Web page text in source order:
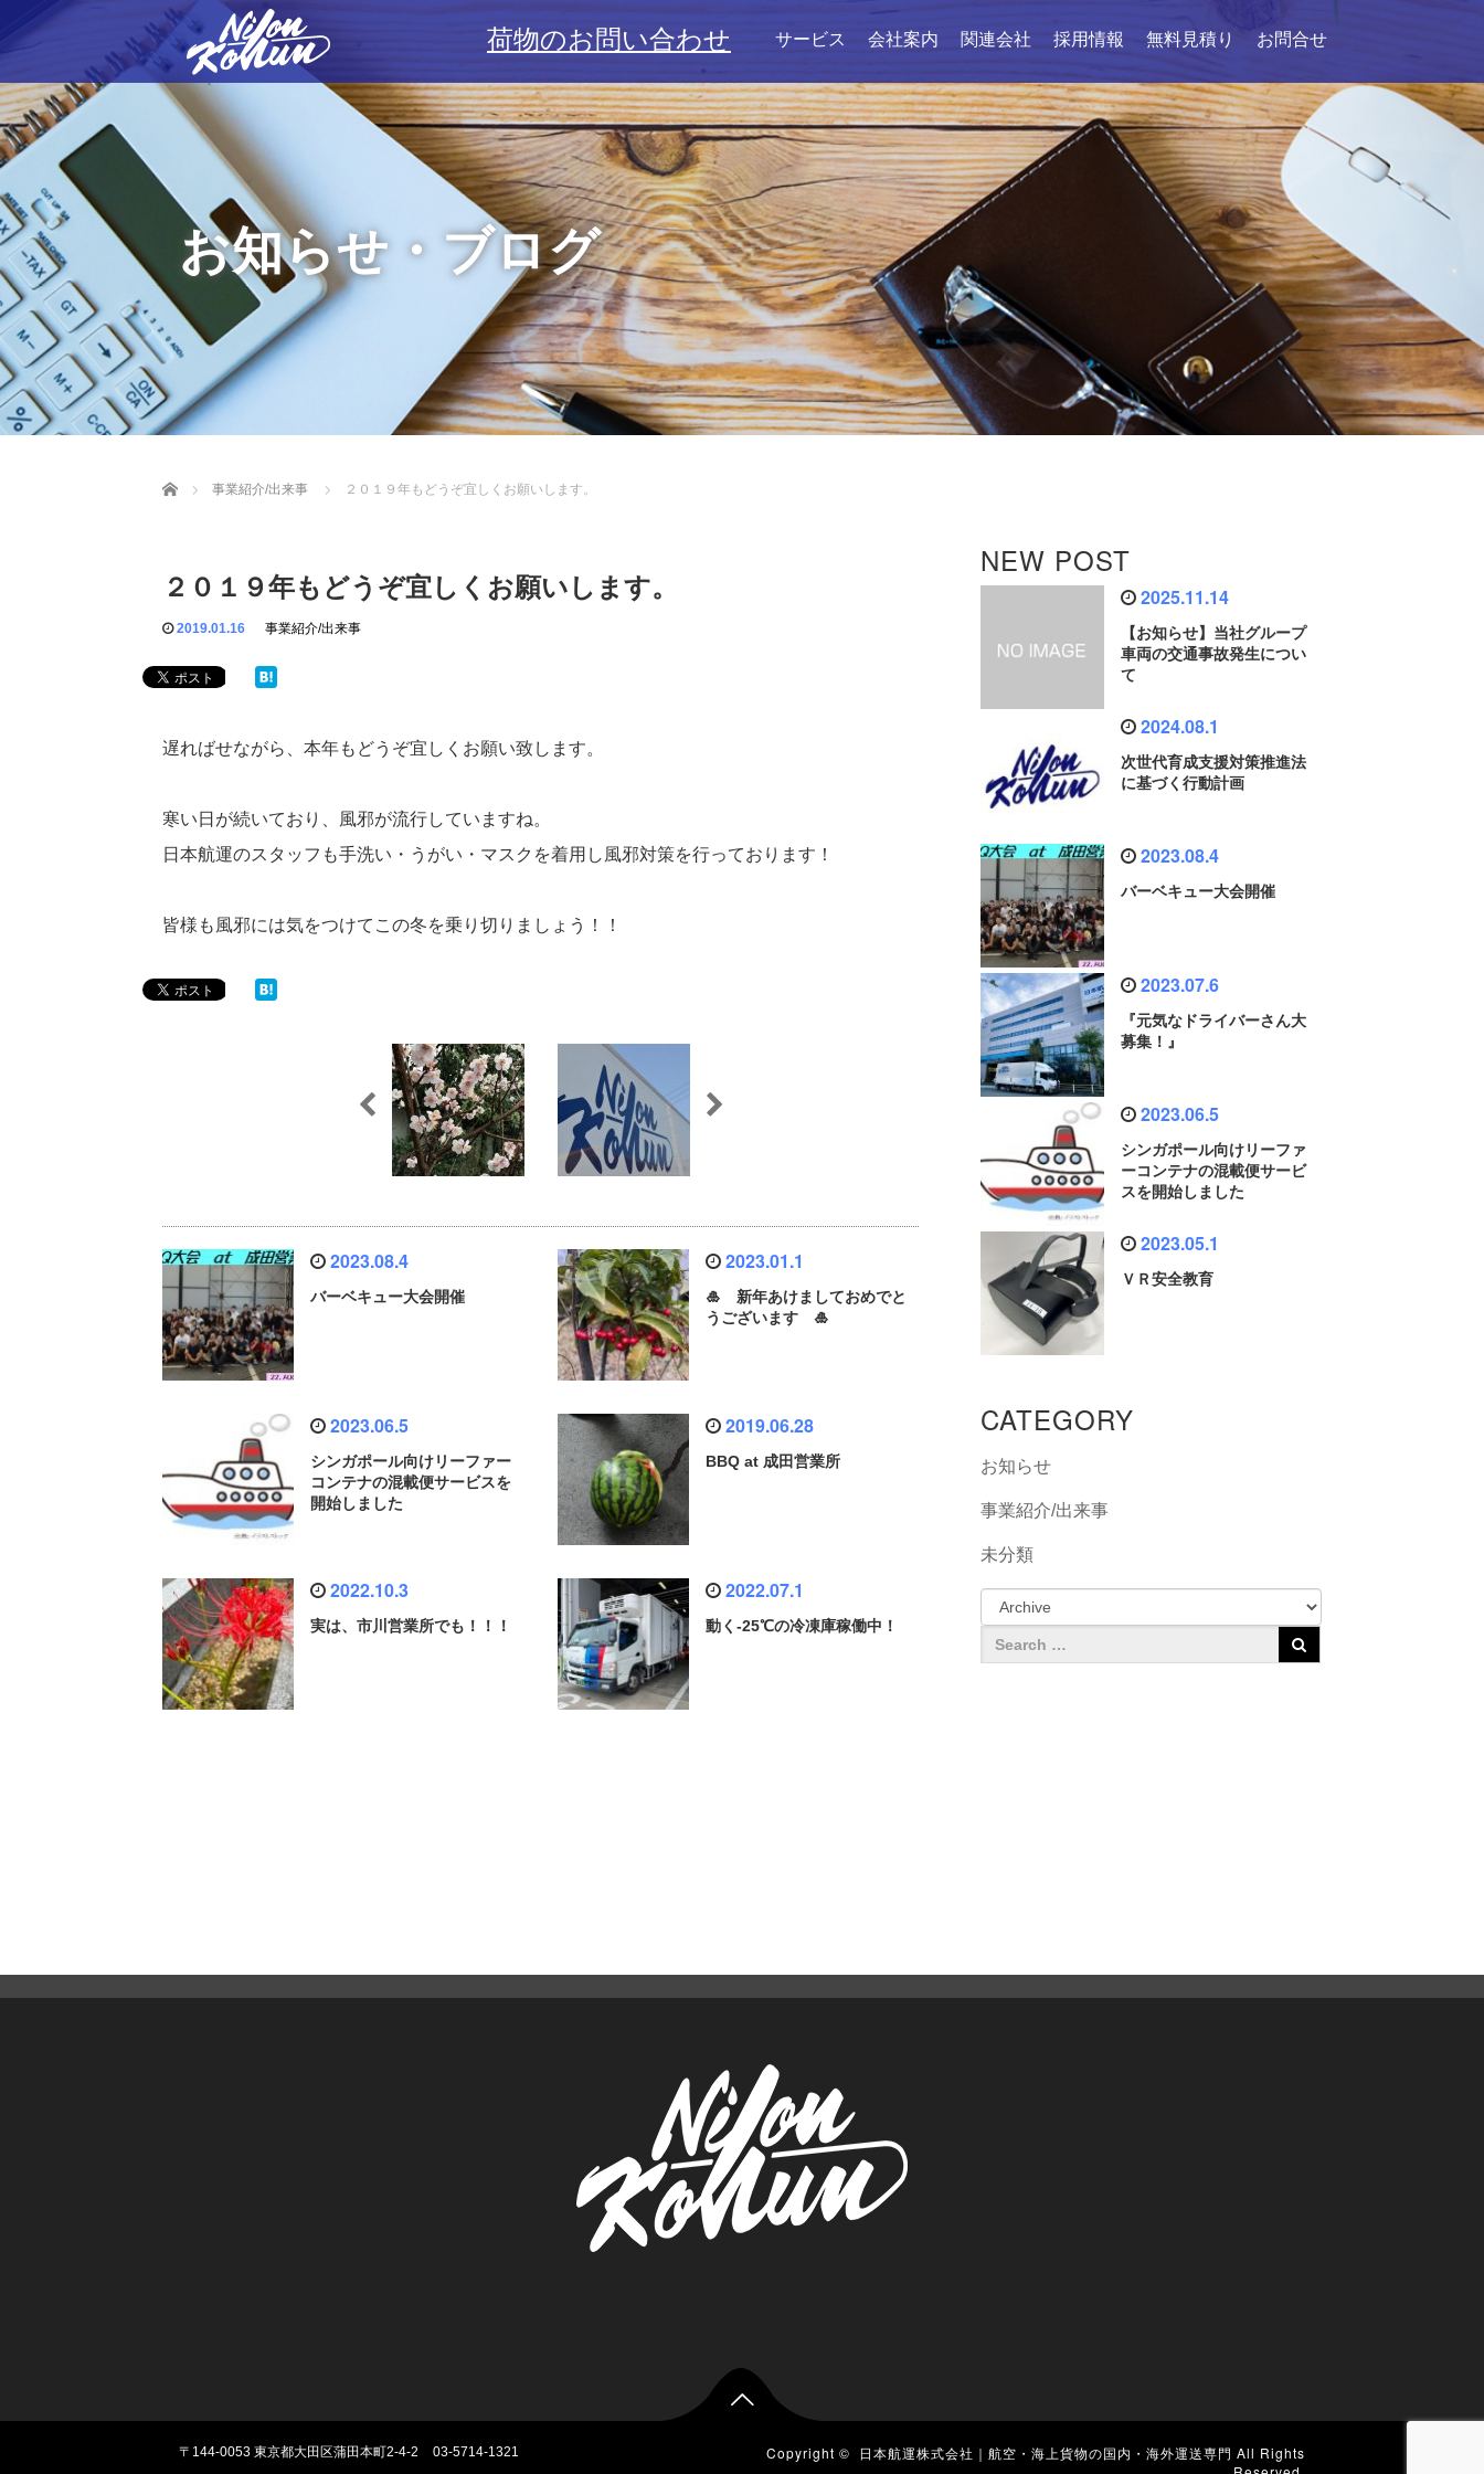
荷物のお問い合わせ サービス 会社案内 関連会社 採用情報 無料見積り お問合せ
お知らせ・ブログ
Home 事業紹介/出来事 ２０１９年もどうぞ宜しくお願いします。
２０１９年もどうぞ宜しくお願いします。
2019.01.16 事業紹介/出来事
遅ればせながら、本年もどうぞ宜しくお願い致します。
寒い日が続いており、風邪が流行していますね。
日本航運のスタッフも手洗い・うがい・マスクを着用し風邪対策を行っております！
皆様も風邪には気をつけてこの冬を乗り切りましょう！！
2023.08.4
バーベキュー大会開催
2023.01.1
🎍 新年あけましておめでと
うございます 🎍
2023.06.5
シンガポール向けリーファー
コンテナの混載便サービスを
開始しました
2019.06.28
BBQ at 成田営業所
2022.10.3
実は、市川営業所でも！！！
2022.07.1
動く-25℃の冷凍庫稼働中！
NEW POST
2025.11.14
【お知らせ】当社グループ
車両の交通事故発生につい
て
2024.08.1
次世代育成支援対策推進法
に基づく行動計画
2023.08.4
バーベキュー大会開催
2023.07.6
『元気なドライバーさん大
募集！』
2023.06.5
シンガポール向けリーファ
ーコンテナの混載便サービ
スを開始しました
2023.05.1
ＶＲ安全教育
CATEGORY
お知らせ
事業紹介/出来事
未分類

〒144-0053 東京都大田区蒲田本町2-4-2 03-5714-1321 Copyright © 日本航運株式会社｜航空・海上貨物の国内・海外運送専門 All Rights